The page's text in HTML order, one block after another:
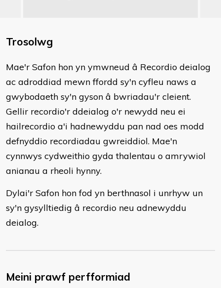
Trosolwg
Mae'r Safon hon yn ymwneud â Recordio deialog
ac adroddiad mewn ffordd sy'n cyfleu naws a
gwybodaeth sy'n gyson â bwriadau'r cleient.
Gellir recordio'r ddeialog o'r newydd neu ei
hailrecordio a'i hadnewyddu pan nad oes modd
defnyddio recordiadau gwreiddiol. Mae'n
cynnwys cydweithio gyda thalentau o amrywiol
anianau a rheoli hynny.
Dylai'r Safon hon fod yn berthnasol i unrhyw un
sy'n gysylltiedig â recordio neu adnewyddu
deialog.
Meini prawf perfformiad